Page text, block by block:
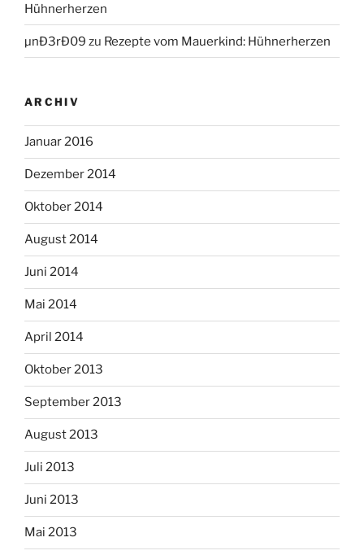
Hühnerherzen
µnÐ3rÐ09 zu Rezepte vom Mauerkind: Hühnerherzen
ARCHIV
Januar 2016
Dezember 2014
Oktober 2014
August 2014
Juni 2014
Mai 2014
April 2014
Oktober 2013
September 2013
August 2013
Juli 2013
Juni 2013
Mai 2013